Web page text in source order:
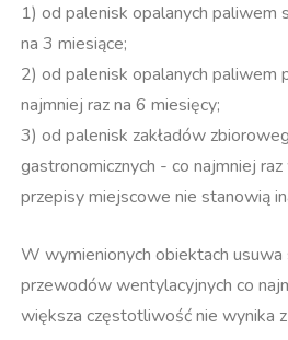
1) od palenisk opalanych paliwem
na 3 miesiące;
2) od palenisk opalanych paliwem
najmniej raz na 6 miesięcy;
3) od palenisk zakładów
gastronomicznych - co najmniej
przepisy miejscowe nie stanowią
W wymienionych obiektach usuwa
przewodów wentylacyjnych co
większa częstotliwość nie wynika